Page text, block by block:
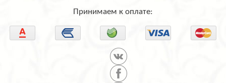
Принимаем к оплате: